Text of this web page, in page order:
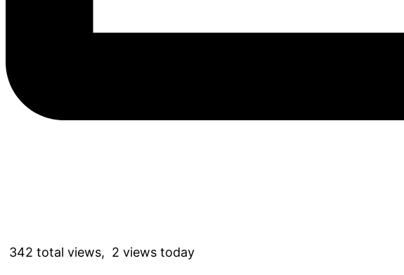
342 total views, 2 views today